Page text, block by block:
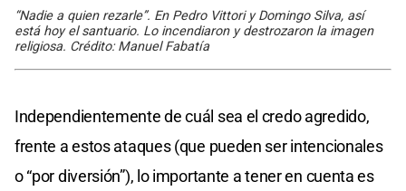
“Nadie a quien rezarle”. En Pedro Vittori y Domingo Silva, así
está hoy el santuario. Lo incendiaron y destrozaron la imagen
religiosa. Crédito: Manuel Fabatía
Independientemente de cuál sea el credo agredido,
frente a estos ataques (que pueden ser intencionales
o “por diversión”), lo importante a tener en cuenta es